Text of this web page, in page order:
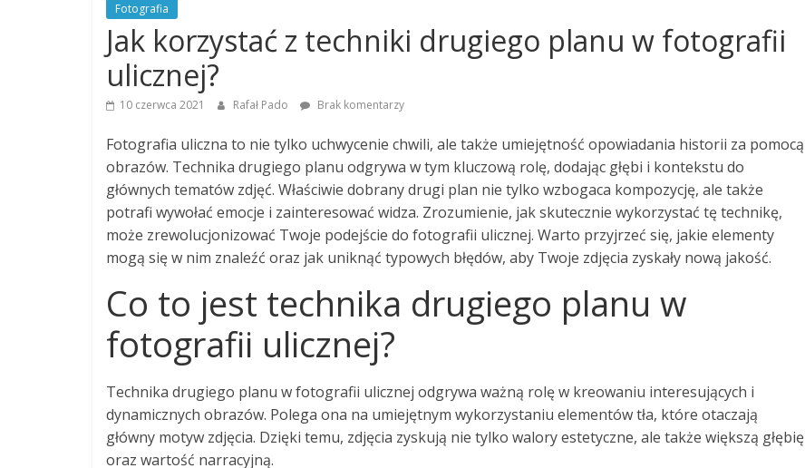
Fotografia
Jak korzystać z techniki drugiego planu w fotografii
ulicznej?
10 czerwca 2021 Rafał Pado Brak komentarzy
Fotografia uliczna to nie tylko uchwycenie chwili, ale także umiejętność opowiadania historii za pomocą
obrazów. Technika drugiego planu odgrywa w tym kluczową rolę, dodając głębi i kontekstu do
głównych tematów zdjęć. Właściwie dobrany drugi plan nie tylko wzbogaca kompozycję, ale także
potrafi wywołać emocje i zainteresować widza. Zrozumienie, jak skutecznie wykorzystać tę technikę,
może zrewolucjonizować Twoje podejście do fotografii ulicznej. Warto przyjrzeć się, jakie elementy
mogą się w nim znaleźć oraz jak uniknąć typowych błędów, aby Twoje zdjęcia zyskały nową jakość.
Co to jest technika drugiego planu w
fotografii ulicznej?
Technika drugiego planu w fotografii ulicznej odgrywa ważną rolę w kreowaniu interesujących i
dynamicznych obrazów. Polega ona na umiejętnym wykorzystaniu elementów tła, które otaczają
główny motyw zdjęcia. Dzięki temu, zdjęcia zyskują nie tylko walory estetyczne, ale także większą głębię
oraz wartość narracyjną.